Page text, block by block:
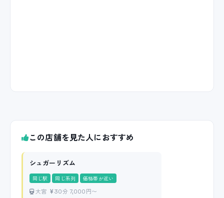
この店舗を見た人におすすめ
シュガーリズム
同じ駅 同じ系列 価格帯が近い
大宮 30分 7,000円〜